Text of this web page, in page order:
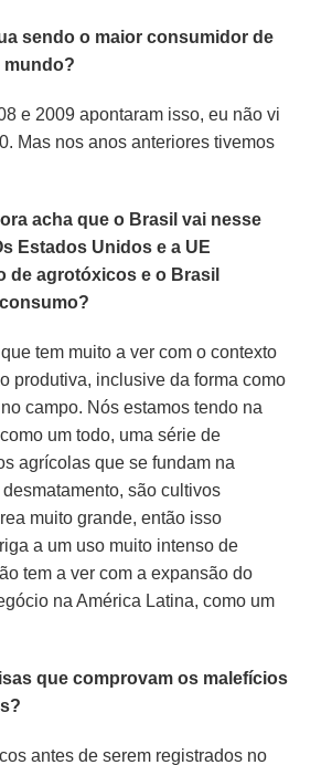
sendo o maior consumidor de
e 2009 apontaram isso, eu não vi
Mas nos anos anteriores tivemos
acha que o Brasil vai nesse
Estados Unidos e a UE
de agrotóxicos e o Brasil
tem muito a ver com o contexto
produtiva, inclusive da forma como
campo. Nós estamos tendo na
um todo, uma série de
agrícolas que se fundam na
são cultivos
muito grande, então isso
a um uso muito intenso de
tem a ver com a expansão do
na América Latina, como um
que comprovam os malefícios
antes de serem registrados no